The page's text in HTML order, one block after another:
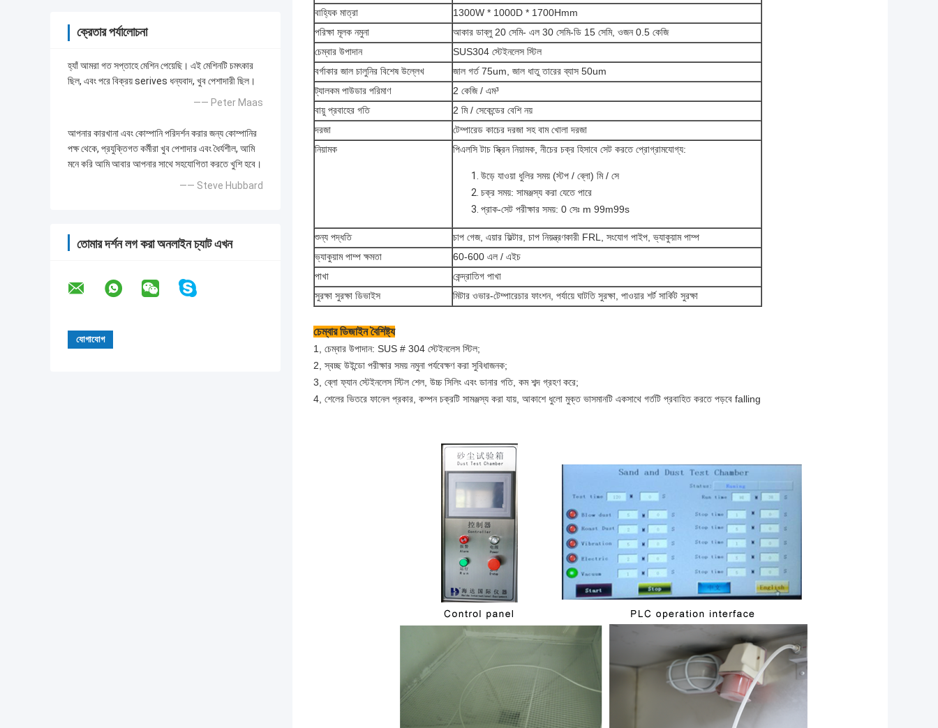
ক্রেতার পর্যালোচনা
হ্যাঁ আমরা গত সপ্তাহে মেশিন পেয়েছি। এই মেশিনটি চমৎকার
ছিল, এবং পরে বিক্রয় serives ধন্যবাদ, খুব পেশাদারী ছিল।
—— Peter Maas
আপনার কারখানা এবং কোম্পানি পরিদর্শন করার জন্য কোম্পানির
পক্ষ থেকে, প্রযুক্তিগত কর্মীরা খুব পেশাদার এবং ধৈর্যশীল, আমি
মনে করি আমি আবার আপনার সাথে সহযোগিতা করতে খুশি হবে।
—— Steve Hubbard
তোমার দর্শন লগ করা অনলাইন চ্যাট এখন
বাহ্যিক মাত্রা
1300W * 1000D * 1700Hmm
পরিক্ষা মূলক নমুনা
আকার ডাব্লু 20 সেমি- এল 30 সেমি-ডি 15 সেমি, ওজন 0.5 কেজি
চেম্বার উপাদান
SUS304 স্টেইনলেস স্টিল
বর্গাকার জাল চালুনির বিশেষ উল্লেখ
জাল গর্ত 75um, জাল ধাতু তারের ব্যাস 50um
ট্যালকম পাউডার পরিমাণ
2 কেজি / এম³
বায়ু প্রবাহের গতি
2 মি / সেকেন্ডের বেশি নয়
দরজা
টেম্পারেড কাচের দরজা সহ বাম খোলা দরজা
নিয়ামক
পিএলসি টাচ স্ক্রিন নিয়ামক, নীচের চক্র হিসাবে সেট করতে প্রোগ্রামযোগ্য:
উড়ে যাওয়া ধুলির সময় (স্টপ / ব্লো) মি / সে
চক্র সময়: সামঞ্জস্য করা যেতে পারে
প্রাক-সেট পরীক্ষার সময়: 0 সেঃ m 99m99s
শুন্য পদ্ধতি
চাপ গেজ, এয়ার ফিল্টার, চাপ নিয়ন্ত্রণকারী FRL, সংযোগ পাইপ, ভ্যাকুয়াম পাম্প
ভ্যাকুয়াম পাম্প ক্ষমতা
60-600 এল / এইচ
পাখা
কেন্দ্রাতিগ পাখা
সুরক্ষা সুরক্ষা ডিভাইস
মিটার ওভার-টেম্পারেচার ফাংশন, পর্যায়ে ঘাটতি সুরক্ষা, পাওয়ার শর্ট সার্কিট সুরক্ষা
চেম্বার ডিজাইন বৈশিষ্ট্য
1, চেম্বার উপাদান: SUS # 304 স্টেইনলেস স্টিল;
2, স্বচ্ছ উইন্ডো পরীক্ষার সময় নমুনা পর্যবেক্ষণ করা সুবিধাজনক;
3, ব্লো ফ্যান স্টেইনলেস স্টিল শেল, উচ্চ সিলিং এবং ডানার গতি, কম শব্দ গ্রহণ করে;
4, শেলের ভিতরে ফানেল প্রকার, কম্পন চক্রটি সামঞ্জস্য করা যায়, আকাশে ধুলো মুক্ত ভাসমানটি একসাথে গর্তটি প্রবাহিত করতে পড়বে falling